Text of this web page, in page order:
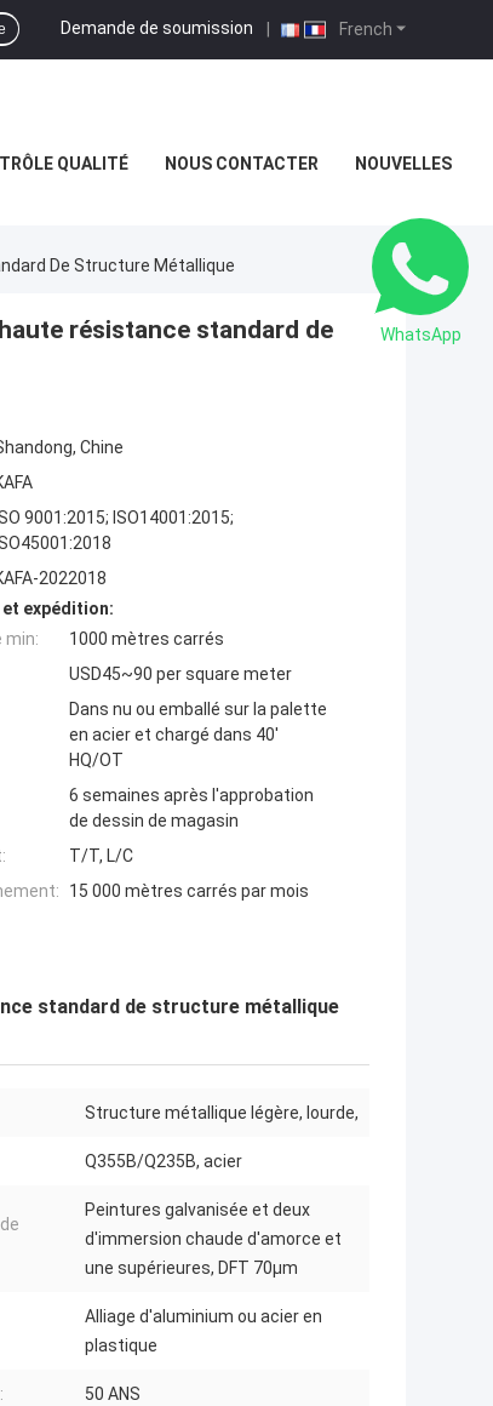
French
Demande de soumission |
QUALITÉ NOUS CONTACTER NOUVELLES
De Structure Métallique
résistance standard de
Chine
9001:2015; ISO14001:2015;
2022018
expédition:
min:
1000 mètres carrés
USD45~90 per square meter
Dans nu ou emballé sur la palette
en acier et chargé dans 40'
HQ/OT
6 semaines après l'approbation
de dessin de magasin
T/T, L/C
15 000 mètres carrés par mois
standard de structure métallique
Structure métallique légère, lourde,
Q355B/Q235B, acier
Peintures galvanisée et deux
d'immersion chaude d'amorce et
une supérieures, DFT 70μm
Alliage d'aluminium ou acier en
plastique
50 ANS
WhatsApp